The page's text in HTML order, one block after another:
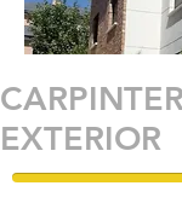
EXTERIOR